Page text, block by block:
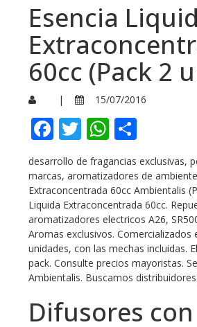
Esencia
60cc (Pack 2
| 15/07/2016
Facebook
Twitter
desarrollo de fragancias exclusivas,
marcas, aromatizadores de
Extraconcentrada 60cc Ambientalis
Liquida Extraconcentrada 60cc.
aromatizadores electricos A26,
Aromas exclusivos. Comercializados
unidades, con las mechas incluidas.
pack. Consulte precios mayoristas.
Ambientalis. Buscamos
Difusores con